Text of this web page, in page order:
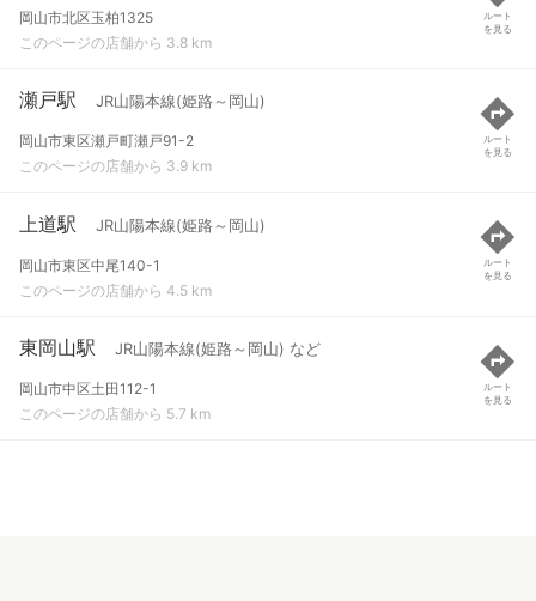
岡山市北区玉柏1325
このページの店舗から 3.8 km
ルート
を見る
瀬戸駅 JR山陽本線(姫路～岡山)
岡山市東区瀬戸町瀬戸91-2
このページの店舗から 3.9 km
ルート
を見る
上道駅 JR山陽本線(姫路～岡山)
岡山市東区中尾140-1
このページの店舗から 4.5 km
ルート
を見る
東岡山駅 JR山陽本線(姫路～岡山) など
岡山市中区土田112-1
このページの店舗から 5.7 km
ルート
を見る